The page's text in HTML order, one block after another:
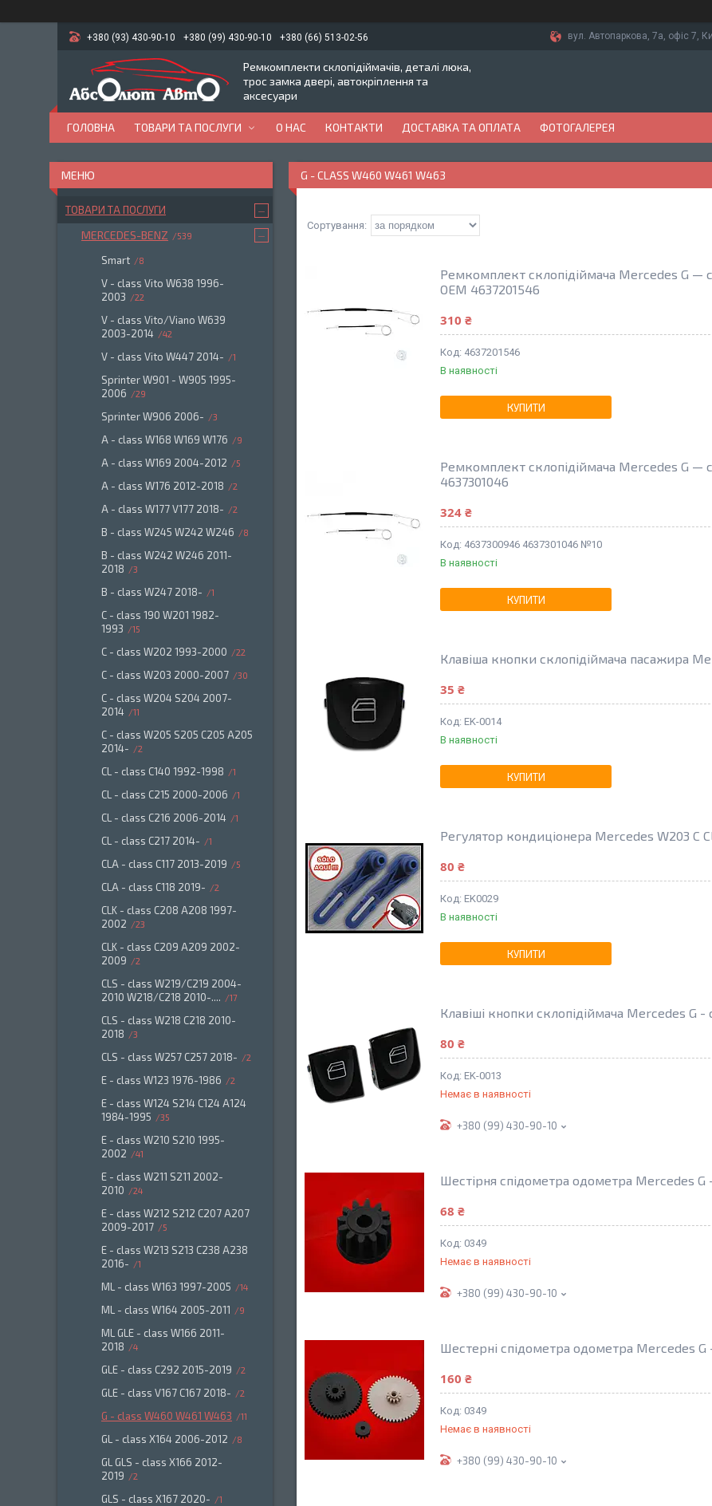
+380 (93) 430-90-10 +380 (99) 430-90-10 +380 (66) 513-02-56 вул. Автопаркова, 7а, офіс 7,
Ремкомплекти склопідіймачів, деталі люка,
трос замка двері, автокріплення та
аксесуари
ГОЛОВНА ТОВАРИ ТА ПОСЛУГИ О НАС КОНТАКТИ ДОСТАВКА ТА ОПЛАТА ФОТОГАЛЕРЕЯ
G - CLASS W460 W461 W463
Ремкомплект склопідіймача Mercedes G —
OEM 4637201546
310 ₴
4637201546
В наявності
КУПИТИ
Ремкомплект склопідіймача Mercedes G —
4637301046
324 ₴
4637300946 4637301046 №10
В наявності
КУПИТИ
Клавіша кнопки склопідіймача пасажира
35 ₴
EK-0014
В наявності
КУПИТИ
Регулятор кондиціонера Mercedes W203 C
80 ₴
EK0029
В наявності
КУПИТИ
Клавіші кнопки склопідіймача Mercedes G -
80 ₴
EK-0013
Немає в наявності
+380 (99) 430-90-10
Шестірня спідометра одометра Mercedes G
68 ₴
0349
Немає в наявності
+380 (99) 430-90-10
Шестерні спідометра одометра Mercedes
160 ₴
0349
Немає в наявності
+380 (99) 430-90-10
ТОВАРИ ТА ПОСЛУГИ
MERCEDES-BENZ 539
Smart 8
V - class Vito W638 1996-
2003
22
V - class Vito/Viano W639
2003-2014
42
V - class Vito W447 2014- 1
Sprinter W901 - W905 1995-
2006
29
Sprinter W906 2006- 3
A - class W168 W169 W176 9
A - class W169 2004-2012 5
A - class W176 2012-2018 2
A - class W177 V177 2018- 2
B - class W245 W242 W246 8
B - class W242 W246 2011-
2018
3
B - class W247 2018- 1
C - class 190 W201 1982-
1993
15
C - class W202 1993-2000 22
C - class W203 2000-2007 30
C - class W204 S204 2007-
2014
11
C - class W205 S205 C205 A205
2014-
2
CL - class C140 1992-1998 1
CL - class C215 2000-2006 1
CL - class C216 2006-2014 1
CL - class C217 2014- 1
CLA - class C117 2013-2019 5
CLA - class C118 2019- 2
CLK - class C208 A208 1997-
2002
23
CLK - class C209 A209 2002-
2009
2
CLS - class W219/C219 2004-
2010 W218/C218 2010-....
17
CLS - class W218 C218 2010-
2018
3
CLS - class W257 C257 2018- 2
E - class W123 1976-1986 2
E - class W124 S214 C124 A124
1984-1995
35
E - class W210 S210 1995-
2002
41
E - class W211 S211 2002-
2010
24
E - class W212 S212 C207 A207
2009-2017
5
E - class W213 S213 C238 A238
2016-
1
ML - class W163 1997-2005 14
ML - class W164 2005-2011 9
ML GLE - class W166 2011-
2018
4
GLE - class C292 2015-2019 2
GLE - class V167 C167 2018- 2
G - class W460 W461 W463 11
GL - class X164 2006-2012 8
GL GLS - class X166 2012-
2019
2
GLS - class X167 2020- 1